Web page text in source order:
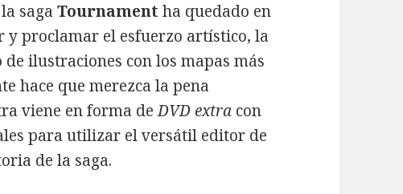
sagaTournament ha quedado en
y proclamar el esfuerzo artístico, la
ilustraciones con los mapas más
hace que merezca la pena
viene en forma deDVD extra con
para utilizar el versátil editor de
de la saga.